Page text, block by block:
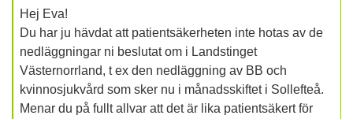
r
:
Hej Eva!
Du har ju hävdat att patientsäkerheten inte hotas av de
nedläggningar ni beslutat om i Landstinget
Västernorrland, t ex den nedläggning av BB och
kvinnosjukvård som sker nu i månadsskiftet i Sollefteå.
Menar du på fullt allvar att det är lika patientsäkert för